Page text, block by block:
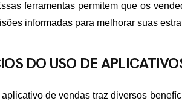
ferramentas permitem que os
informadas para melhorar suas
DO USO DE
de vendas traz diversos